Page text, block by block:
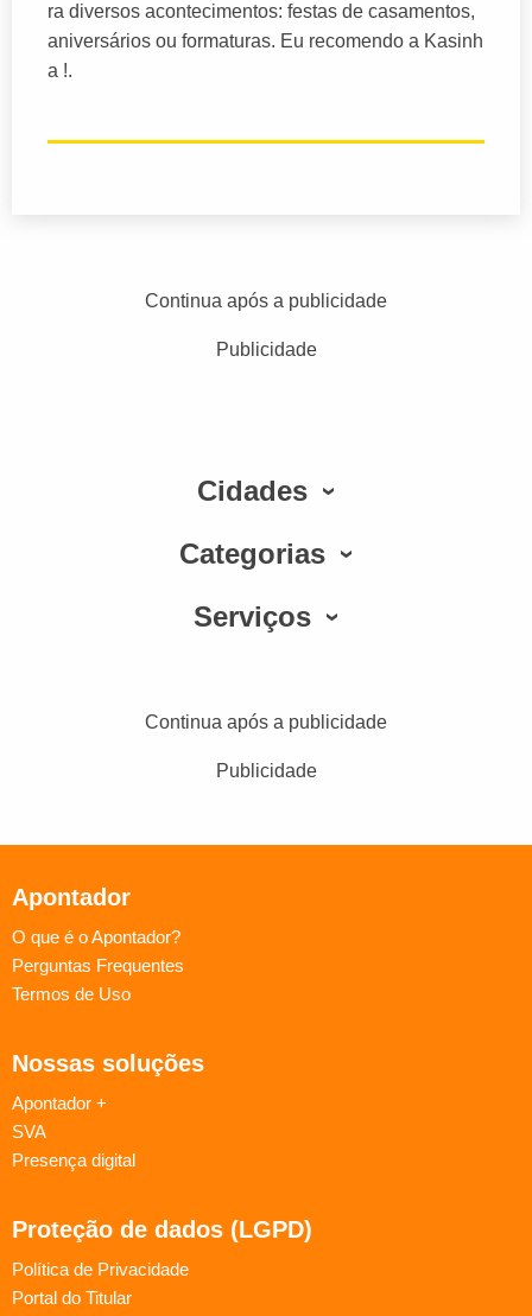
ra diversos acontecimentos: festas de casamentos,
aniversários ou formaturas. Eu recomendo a Kasinh
a !.
Continua após a publicidade
Publicidade
Cidades
Categorias
Serviços
Continua após a publicidade
Publicidade
Apontador
O que é o Apontador?
Perguntas Frequentes
Termos de Uso
Nossas soluções
Apontador +
SVA
Presença digital
Proteção de dados (LGPD)
Política de Privacidade
Portal do Titular